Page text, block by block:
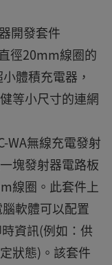
開發套件
徑20mm線圈的
體積充電器，
等小尺寸的連網
WA無線充電發射
塊發射器電路板
線圈。此套件上
軟體可以配置
資訊(例如：供
狀態)。該套件